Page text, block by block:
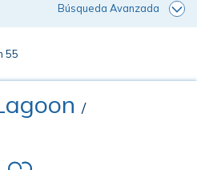
Búsqueda Avanzada
55
/